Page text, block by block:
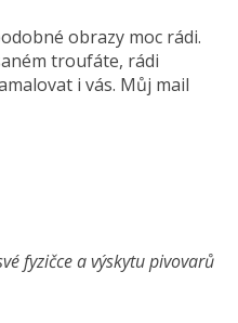
obrazy moc rádi.
troufáte, rádi
i vás. Můj mail
fyzičce a výskytu pivovarů